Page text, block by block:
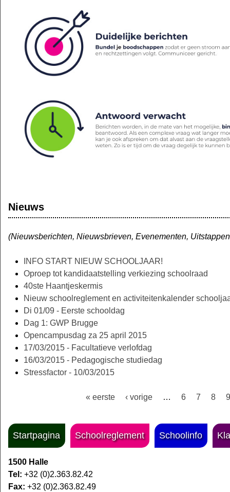
Nieuws
(Nieuwsberichten, Nieuwsbrieven, Evenementen,
INFO START NIEUW SCHOOLJAAR!
Oproep tot kandidaatstelling verkiezing schoolraad
40ste Haantjeskermis
Nieuw schoolreglement en activiteitenkalender
Di 01/09 - Eerste schooldag
Dag 1: GWP Brugge
Opencampusdag za 25 april 2015
17/03/2015 - Facultatieve verlofdag
16/03/2015 - Pedagogische studiedag
Stressfactor - 10/03/2015
« eerste ‹ vorige … 6 7 8 9
Startpagina Schoolreglement Schoolinfo
1500 Halle
Tel: +32 (0)2.363.82.42
Fax: +32 (0)2.363.82.49